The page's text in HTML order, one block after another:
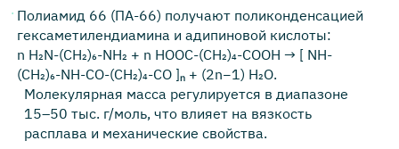
Полиамид 66 (ПА-66) получают поликонденсацией
гексаметилендиамина и адипиновой кислоты:
n H₂N-(CH₂)₆-NH₂ + n HOOC-(CH₂)₄-COOH → [ NH-
(CH₂)₆-NH-CO-(CH₂)₄-CO ]ₙ + (2n−1) H₂O.
Молекулярная масса регулируется в диапазоне
15–50 тыс. г/моль, что влияет на вязкость
расплава и механические свойства.